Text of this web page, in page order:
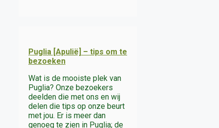
Puglia [Apulië] – tips om te
bezoeken
Wat is de mooiste plek van
Puglia? Onze bezoekers
deelden die met ons en wij
delen die tips op onze beurt
met jou. Er is meer dan
genoeg te zien in Puglia; de